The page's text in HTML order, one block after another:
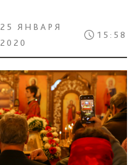
25 ЯНВАРЯ
2020
15:58